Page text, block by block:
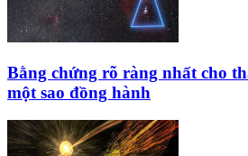
Bằng chứng rõ ràng nhất cho
một sao đồng hành